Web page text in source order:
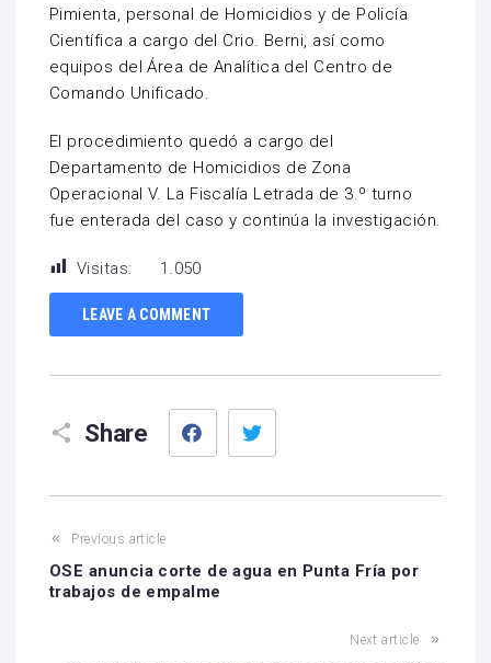
Pimienta, personal de Homicidios y de Policía
Científica a cargo del Crio. Berni, así como
equipos del Área de Analítica del Centro de
Comando Unificado.
El procedimiento quedó a cargo del
Departamento de Homicidios de Zona
Operacional V. La Fiscalía Letrada de 3.º turno
fue enterada del caso y continúa la investigación.
Visitas: 1.050
LEAVE A COMMENT
Share
Facebook
Previous article
OSE anuncia corte de agua en Punta Fría por
trabajos de empalme
Next article